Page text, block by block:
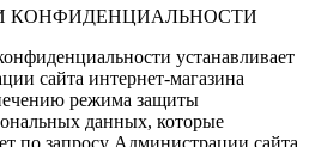
КОНФИДЕНЦИАЛЬНОСТИ
устанавливает
сайта интернет-магазина
режима защиты
данных, которые
по запросу Администрации сайта